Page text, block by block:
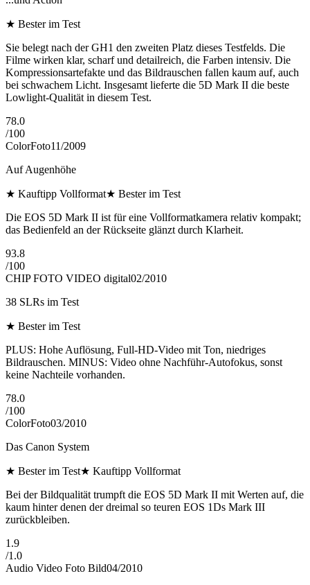
★ Bester im Test
Sie belegt nach der GH1 den zweiten Platz dieses Testfelds. Die
Filme wirken klar, scharf und detailreich, die Farben intensiv. Die
Kompressionsartefakte und das Bildrauschen fallen kaum auf, auch
bei schwachem Licht. Insgesamt lieferte die 5D Mark II die beste
Lowlight-Qualität in diesem Test.
78.0
/100
ColorFoto11/2009
Auf Augenhöhe
★ Kauftipp Vollformat★ Bester im Test
Die EOS 5D Mark II ist für eine Vollformatkamera relativ kompakt;
das Bedienfeld an der Rückseite glänzt durch Klarheit.
93.8
/100
CHIP FOTO VIDEO digital02/2010
38 SLRs im Test
★ Bester im Test
PLUS: Hohe Auflösung, Full-HD-Video mit Ton, niedriges
Bildrauschen. MINUS: Video ohne Nachführ-Autofokus, sonst
keine Nachteile vorhanden.
78.0
/100
ColorFoto03/2010
Das Canon System
★ Bester im Test★ Kauftipp Vollformat
Bei der Bildqualität trumpft die EOS 5D Mark II mit Werten auf, die
kaum hinter denen der dreimal so teuren EOS 1Ds Mark III
zurückbleiben.
1.9
/1.0
Audio Video Foto Bild04/2010